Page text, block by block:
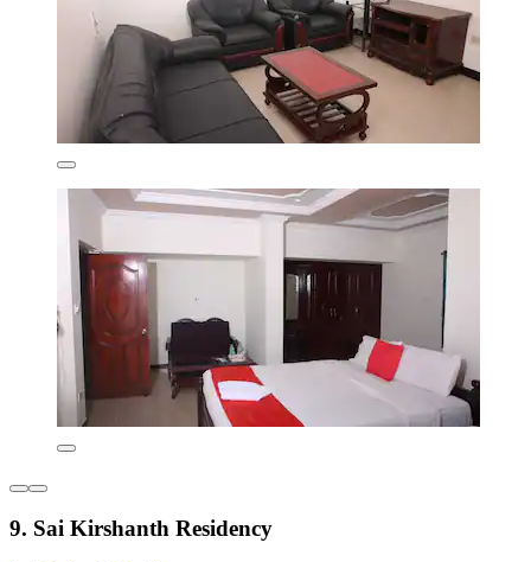
9. Sai Kirshanth Residency